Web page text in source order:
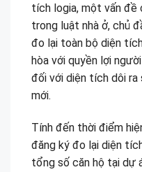
tích logia, một vấn đề
trong luật nhà ở, chủ
đo lại toàn bộ diện
hòa với quyền lợi
đối với diện tích dôi ra
mới.
Tính đến thời điểm
đăng ký đo lại diện
tổng số căn hộ tại dự